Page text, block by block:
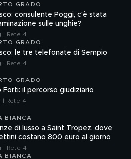
GRADO
consulente Poggi, c'è stata
sulle unghie?
| Rete 4
GRADO
le tre telefonate di Sempio
| Rete 4
GRADO
Forti: il percorso giudiziario
| Rete 4
BIANCA
di lusso a Saint Tropez, dove
costano 800 euro al giorno
| Rete 4
BIANCA